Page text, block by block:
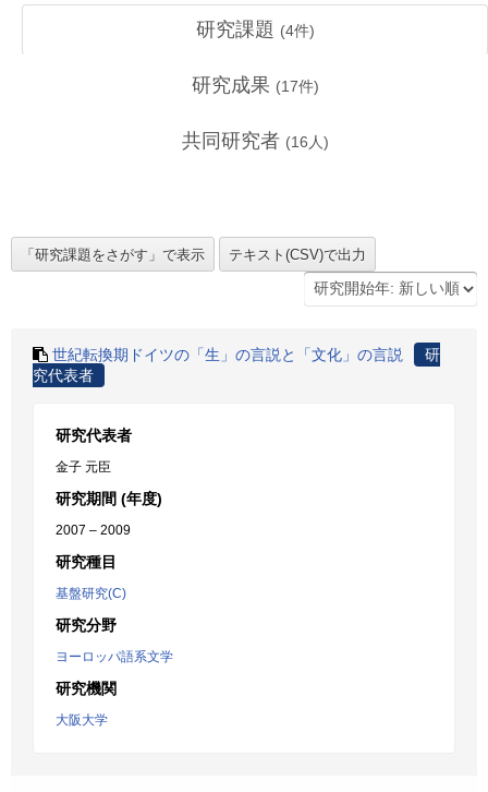
研究課題 (4件)
研究成果 (17件)
共同研究者 (16 人)
世紀転換期ドイツの「生」の言説と「文化」の言説
研
究代表者
研究代表者
金子 元臣
研究期間 (年度)
2007 – 2009
研究種目
基盤研究(C)
研究分野
ヨーロッパ語系文学
研究機関
大阪大学